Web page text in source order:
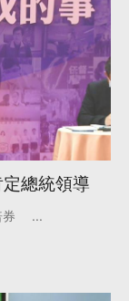
總統領導
...